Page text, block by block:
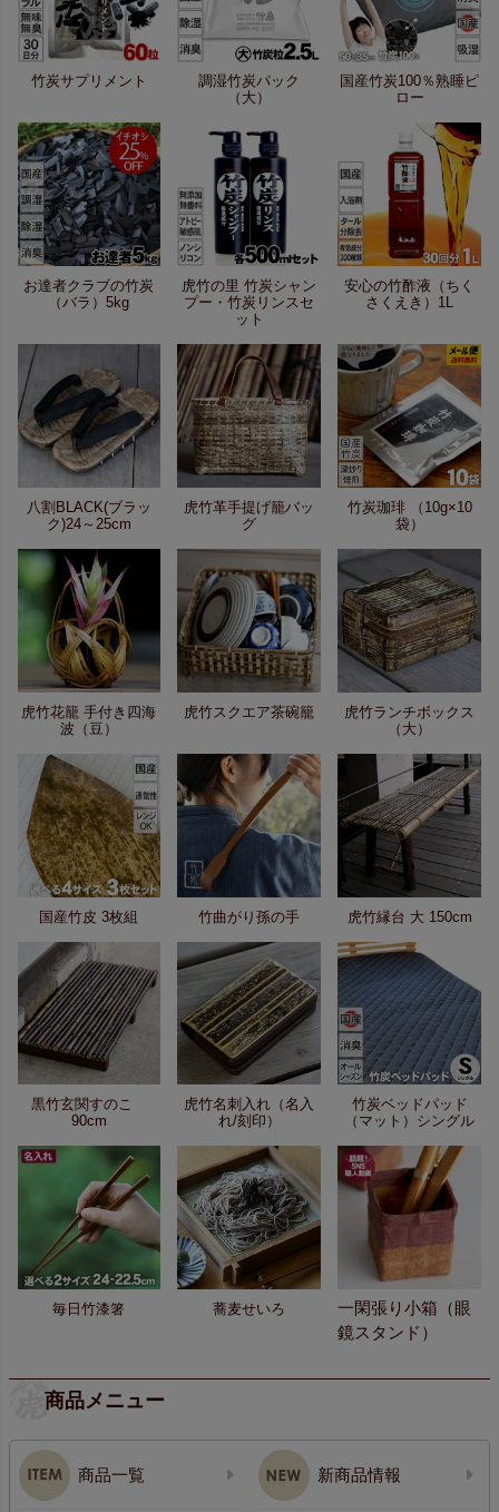
竹炭サプリメント
調湿竹炭パック
（大）
国産竹炭100％熟睡ピ
ロー
お達者クラブの竹炭
（バラ）5kg
虎竹の里 竹炭シャン
プー・竹炭リンスセ
ット
安心の竹酢液（ちく
さくえき）1L
八割BLACK(ブラッ
ク)24～25cm
虎竹革手提げ籠バッ
グ
竹炭珈琲 （10g×10
袋）
虎竹花籠 手付き四海
波（豆）
虎竹スクエア茶碗籠
虎竹ランチボックス
（大）
国産竹皮 3枚組 竹曲がり孫の手 虎竹縁台 大 150cm
黒竹玄関すのこ
90cm
虎竹名刺入れ（名入
れ/刻印）
竹炭ベッドパッド
（マット）シングル
毎日竹漆箸 蕎麦せいろ
一閑張り小箱（眼
鏡スタンド）
商品メニュー
商品一覧 新商品情報